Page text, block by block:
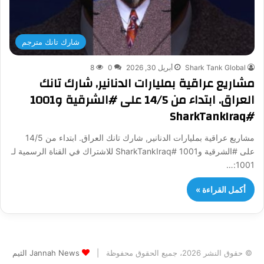
شارك تانك مترجم
Shark Tank Global أبريل 30, 2026 0
8
مشاريع عراقية بمليارات الدنانير, شارك تانك
العراق. ابتداء من 14/5 على #الشرقية و1001
#SharkTankIraq
مشاريع عراقية بمليارات الدنانير, شارك تانك العراق. ابتداء من 14/5
على #الشرقية و1001 #SharkTankIraq للاشتراك في القناة الرسمية لـ
1001:…
أكمل القراءة »
© حقوق النشر 2026، جميع الحقوق محفوظة | Jannah News الثيم